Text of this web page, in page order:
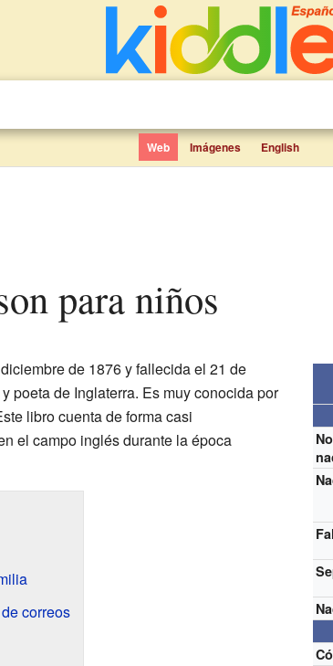
Web Imágenes English
para niños
de 1876 y fallecida el 21 de
poeta de Inglaterra. Es muy conocida por
libro cuenta de forma casi
el campo inglés durante la época
correos